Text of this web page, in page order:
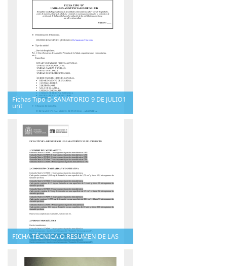
Fichas Tipo D-SANATORIO 9 DE JULIO1
unt
FICHA TÉCNICA O RESUMEN DE LAS